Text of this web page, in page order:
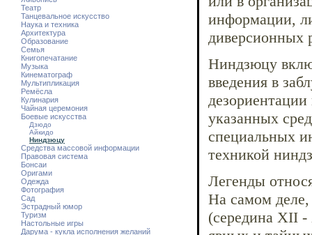
Театр
Танцевальное искусство
Наука и техника
Архитектура
Образование
Семья
Книгопечатание
Музыка
Кинематограф
Мультипликация
Ремёсла
Кулинария
Чайная церемония
Боевые искусства
Дзюдо
Айкидо
Ниндзюцу
Средства массовой информации
Правовая система
Бонсаи
Оригами
Одежда
Фотография
Сад
Эстрадный юмор
Туризм
Настольные игры
Дарума - кукла исполнения желаний
информации,
диверсионных
Ниндзюцу
введения в
указанных
специальных
техникой
Легенды
На самом деле,
(середина XII -